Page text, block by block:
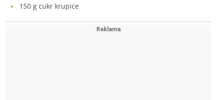
150 g cukr krupice